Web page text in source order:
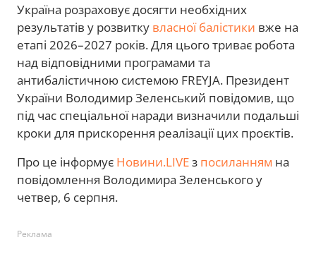
Україна розраховує досягти необхідних
результатів у розвитку власної балістики вже на
етапі 2026–2027 років. Для цього триває робота
над відповідними програмами та
антибалістичною системою FREYJA. Президент
України Володимир Зеленський повідомив, що
під час спеціальної наради визначили подальші
кроки для прискорення реалізації цих проєктів.
Про це інформує Новини.LIVEз посиланням на
повідомлення Володимира Зеленського у
четвер, 6 серпня.
Реклама